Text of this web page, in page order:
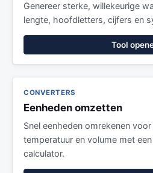
Genereer sterke, willekeurige
lengte, hoofdletters, cijfers en
Tool
CONVERTERS
Eenheden omzetten
Snel eenheden omrekenen
temperatuur en volume met
calculator.